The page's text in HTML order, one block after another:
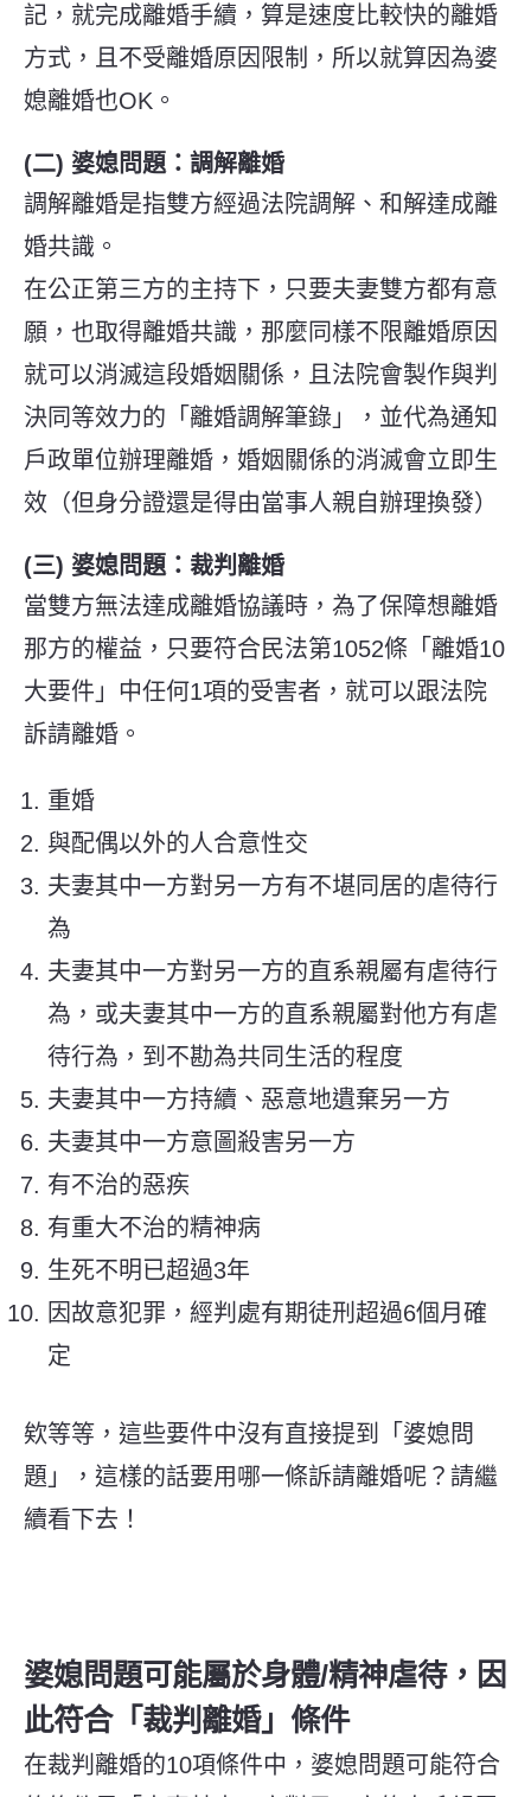
記，就完成離婚手續，算是速度比較快的離婚
方式，且不受離婚原因限制，所以就算因為婆
媳離婚也OK。
(二) 婆媳問題：調解離婚
調解離婚是指雙方經過法院調解、和解達成離
婚共識。
在公正第三方的主持下，只要夫妻雙方都有意
願，也取得離婚共識，那麼同樣不限離婚原因
就可以消滅這段婚姻關係，且法院會製作與判
決同等效力的「離婚調解筆錄」，並代為通知
戶政單位辦理離婚，婚姻關係的消滅會立即生
效（但身分證還是得由當事人親自辦理換發）
(三) 婆媳問題：裁判離婚
當雙方無法達成離婚協議時，為了保障想離婚
那方的權益，只要符合民法第1052條「離婚10
大要件」中任何1項的受害者，就可以跟法院
訴請離婚。
重婚
與配偶以外的人合意性交
夫妻其中一方對另一方有不堪同居的虐待行
為
夫妻其中一方對另一方的直系親屬有虐待行
為，或夫妻其中一方的直系親屬對他方有虐
待行為，到不勘為共同生活的程度
夫妻其中一方持續、惡意地遺棄另一方
夫妻其中一方意圖殺害另一方
有不治的惡疾
有重大不治的精神病
生死不明已超過3年
因故意犯罪，經判處有期徒刑超過6個月確
定
欸等等，這些要件中沒有直接提到「婆媳問
題」，這樣的話要用哪一條訴請離婚呢？請繼
續看下去！
婆媳問題可能屬於身體/精神虐待，因
此符合「裁判離婚」條件
在裁判離婚的10項條件中，婆媳問題可能符合